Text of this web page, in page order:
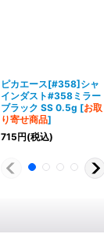
ピカエース[#358]シャ
インダスト#358ミラー
ブラック SS 0.5g [お取
り寄せ商品]
715円(税込)